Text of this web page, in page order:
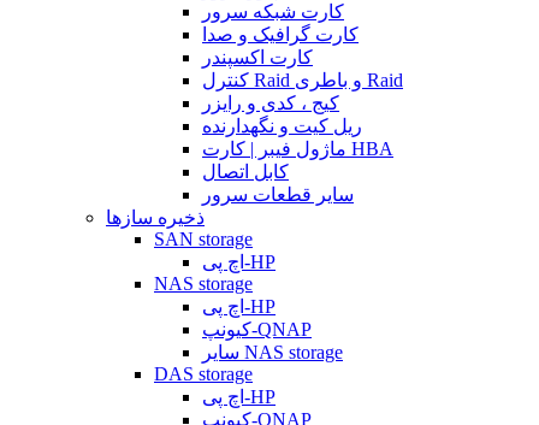
کارت شبکه سرور
کارت گرافیک و صدا
کارت اکسپندر
کنترل Raid و باطری Raid
کیج ، کدی و رایزر
ریل کیت و نگهدارنده
ماژول فیبر | کارت HBA
کابل اتصال
سایر قطعات سرور
ذخیره سازها
SAN storage
اچ پی-HP
NAS storage
اچ پی-HP
کیونپ-QNAP
سایر NAS storage
DAS storage
اچ پی-HP
کیونپ-QNAP